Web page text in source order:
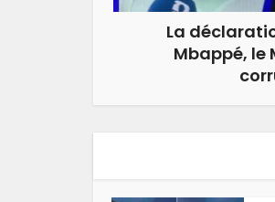
La
Mbappé, le